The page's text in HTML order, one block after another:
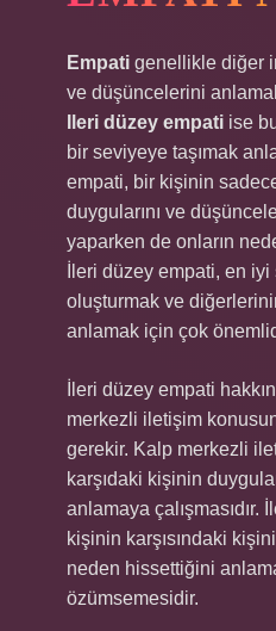
Empati genellikle diğer
ve düşüncelerini
Ileri düzey empati ise
bir seviyeye taşımak
empati, bir kişinin
duygularını ve
yaparken de onların
İleri düzey empati, en
oluşturmak ve
anlamak için çok
İleri düzey empati
merkezli iletişim
gerekir. Kalp merkezli
karşıdaki kişinin
anlamaya çalışmasıdır.
kişinin karşısındaki
neden hissettiğini
özümsemesidir.